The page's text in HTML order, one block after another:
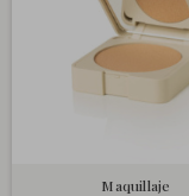
Maquillaje